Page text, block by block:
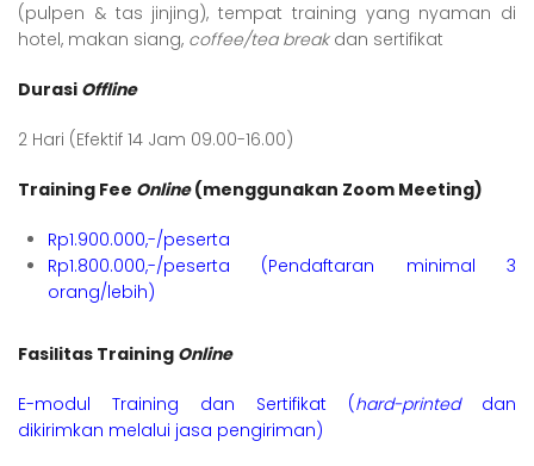
(pulpen & tas jinjing), tempat training yang nyaman di
hotel, makan siang, coffee/tea breakdan sertifikat
Durasi Offline
2 Hari (Efektif 14 Jam 09.00-16.00)
Training Fee Online(menggunakan Zoom Meeting)
Rp1.900.000,-/peserta
Rp1.800.000,-/peserta (Pendaftaran minimal 3
orang/lebih)
Fasilitas Training Online
E-modul Training dan Sertifikat (hard-printeddan
dikirimkan melalui jasa pengiriman)